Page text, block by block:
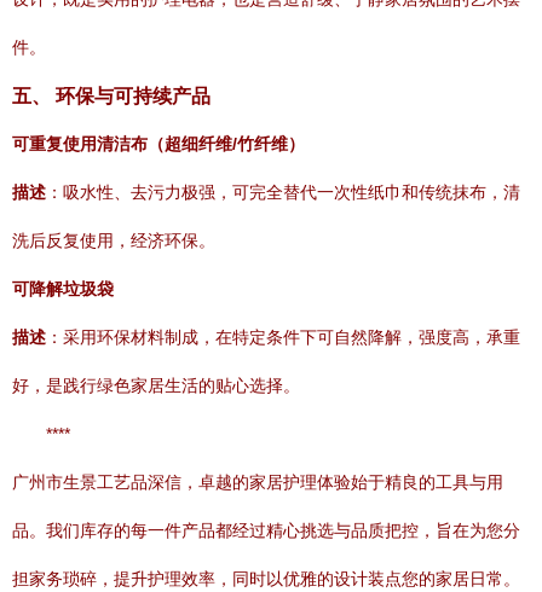
件。
五、 环保与可持续产品
可重复使用清洁布（超细纤维/竹纤维）
描述 ：吸水性、去污力极强，可完全替代一次性纸巾和传统抹布，清
洗后反复使用，经济环保。
可降解垃圾袋
描述 ：采用环保材料制成，在特定条件下可自然降解，强度高，承重
好，是践行绿色家居生活的贴心选择。
****
广州市生景工艺品深信，卓越的家居护理体验始于精良的工具与用
品。我们库存的每一件产品都经过精心挑选与品质把控，旨在为您分
担家务琐碎，提升护理效率，同时以优雅的设计装点您的家居日常。